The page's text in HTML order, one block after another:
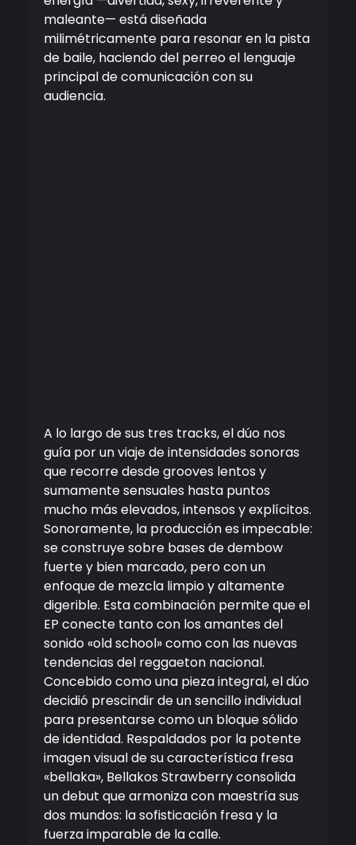
maleante— está diseñada
milimétricamente para resonar en la pista
de baile, haciendo del perreo el lenguaje
principal de comunicación con su
audiencia.
A lo largo de sus tres tracks, el dúo nos
guía por un viaje de intensidades sonoras
que recorre desde grooves lentos y
sumamente sensuales hasta puntos
mucho más elevados, intensos y explícitos.
Sonoramente, la producción es impecable:
se construye sobre bases de dembow
fuerte y bien marcado, pero con un
enfoque de mezcla limpio y altamente
digerible. Esta combinación permite que el
EP conecte tanto con los amantes del
sonido «old school» como con las nuevas
tendencias del reggaeton nacional.
Concebido como una pieza integral, el dúo
decidió prescindir de un sencillo individual
para presentarse como un bloque sólido
de identidad. Respaldados por la potente
imagen visual de su característica fresa
«bellaka», Bellakos Strawberry consolida
un debut que armoniza con maestría sus
dos mundos: la sofisticación fresa y la
fuerza imparable de la calle.